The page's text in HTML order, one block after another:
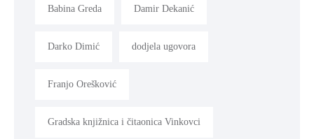
Babina Greda Damir Dekanić
Darko Dimić dodjela ugovora
Franjo Orešković
Gradska knjižnica i čitaonica Vinkovci